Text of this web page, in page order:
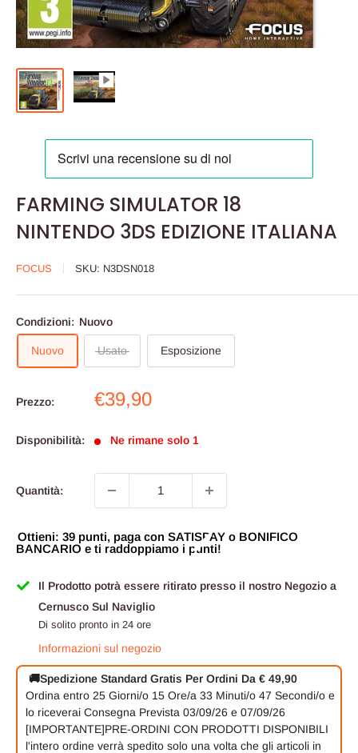
FARMING SIMULATOR 18
NINTENDO 3DS EDIZIONE ITALIANA
FOCUS SKU: N3DSN018
Condizioni: Nuovo
Nuovo Usato Esposizione
Prezzo:
Prezzo
€39,90
Disponibilità: Ne rimane solo 1
Quantità:
Ottieni: 39 punti, paga con SATISPAY o BONIFICO
BANCARIO e ti raddoppiamo i punti!
Il Prodotto potrà essere ritirato presso il nostro Negozio a
Cernusco Sul Naviglio
Di solito pronto in 24 ore
Informazioni sul negozio
🚚Spedizione Standard Gratis Per Ordini Da € 49,90
Ordina entro 25 Giorni/o 15 Ore/a 33 Minuti/o 46 Secondi/o e
lo riceverai Consegna Prevista 03/09/26 e 07/09/26
[IMPORTANTE]PRE-ORDINI CON PRODOTTI DISPONIBILI
l'intero ordine verrà spedito solo una volta che gli articoli in